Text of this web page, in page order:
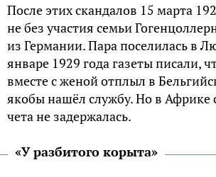
После этих скандалов 15 марта
не без участия семьи
из Германии. Пара поселилась в
январе 1929 года газеты писали,
вместе с женой отплыл в
якобы нашёл службу. Но в Африке
чета не задержалась.
«У разбитого корыта»